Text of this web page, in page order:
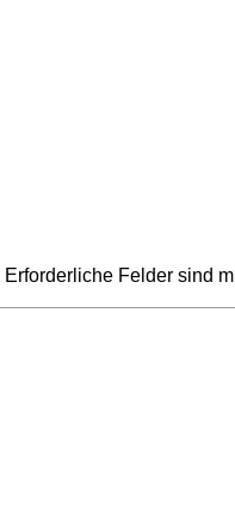
Erforderliche Felder sind